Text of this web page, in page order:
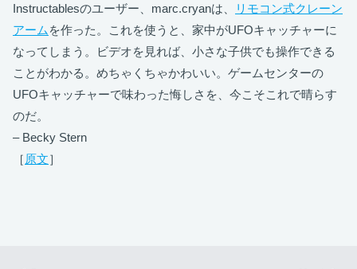
Instructablesのユーザー、marc.cryanは、
リモコン式クレーン
アーム を作った。これを使うと、家中がUFOキャッチャーに
なってしまう。ビデオを見れば、小さな子供でも操作できる
ことがわかる。めちゃくちゃかわいい。ゲームセンターの
UFOキャッチャーで味わった悔しさを、今こそこれで晴らす
のだ。
– Becky Stern
［ 原文］